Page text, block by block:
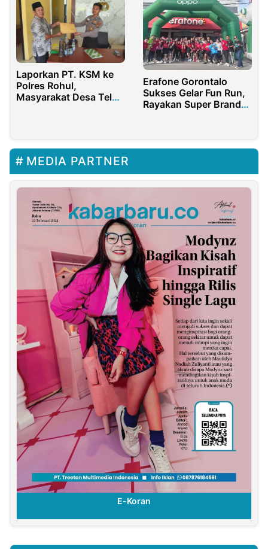
Laporkan PT. KSM ke
Polres Rohul,
Masyarakat Desa Teluk
Erafone Gorontalo
Sukses Gelar Fun Run,
Rayakan Super Brand
MEDIA PARTNER
E-Koran